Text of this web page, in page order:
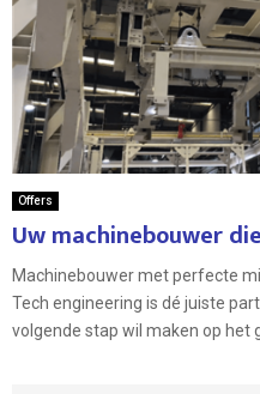
Offers
Uw machinebouwer
Machinebouwer met perfecte
Tech engineering is dé juiste
volgende stap wil maken op het